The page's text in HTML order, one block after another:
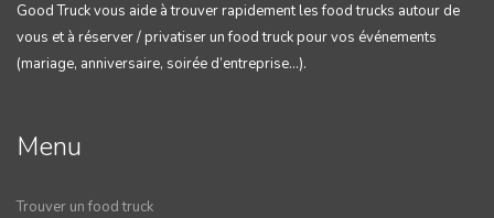
Good Truck vous aide à trouver rapidement les food trucks autour de
vous et à réserver / privatiser un food truck pour vos événements
(mariage, anniversaire, soirée d’entreprise…).
Menu
Trouver un food truck